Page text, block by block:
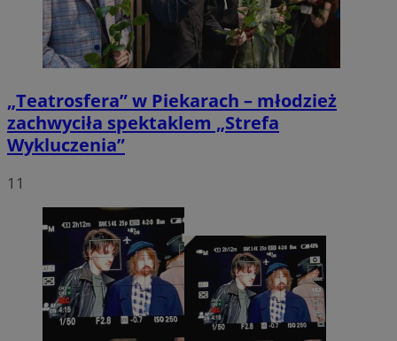
„Teatrosfera” w Piekarach – młodzież
zachwyciła spektaklem „Strefa
Wykluczenia”
11